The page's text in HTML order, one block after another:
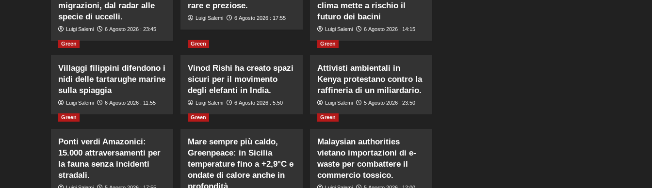
migrazioni, dal radar alle
specie di uccelli.
Luigi Salemi 6 Agosto 2026 : 23:45
rare e preziose.
Luigi Salemi 6 Agosto 2026 : 17:55
clima mette a rischio il
futuro dei bacini
Luigi Salemi 6 Agosto 2026 : 14:15
Green
Villaggi filippini difendono i
nidi delle tartarughe marine
sulla spiaggia
Luigi Salemi 6 Agosto 2026 : 11:55
Green
Vinod Rishi ha creato spazi
sicuri per il movimento
degli elefanti in India.
Luigi Salemi 6 Agosto 2026 : 5:50
Green
Attivisti ambientali in
Kenya protestano contro la
raffineria di un miliardario.
Luigi Salemi 5 Agosto 2026 : 23:50
Green
Ponti verdi Amazonici:
15.000 attraversamenti per
la fauna senza incidenti
stradali.
Green
Mare sempre più caldo,
Greenpeace: in Sicilia
temperature fino a +2,9°C e
ondate di calore anche in
Green
Malaysian authorities
vietano importazioni di e-
waste per combattere il
commercio tossico.